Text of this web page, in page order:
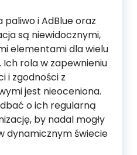
paliwo i AdBlue oraz
są niewidocznymi,
elementami dla wielu
rola w zapewnieniu
i zgodności z
jest nieoceniona.
o ich regularną
by nadal mogły
dynamicznym świecie